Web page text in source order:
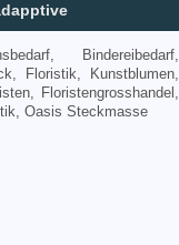
Bindereibedarf,
Floristik, Kunstblumen,
Floristengrosshandel,
Oasis Steckmasse